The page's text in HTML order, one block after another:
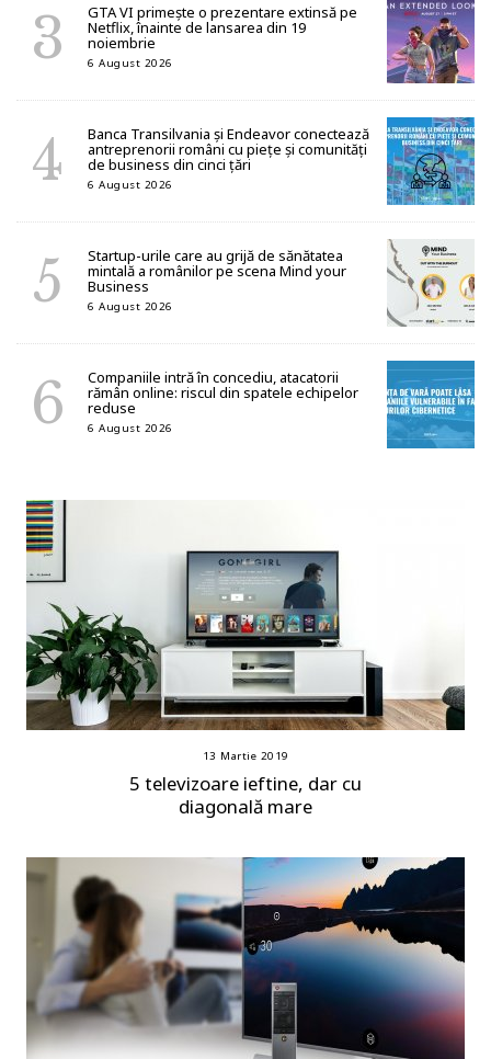
GTA VI primește o prezentare extinsă pe
Netflix, înainte de lansarea din 19
noiembrie
6 August 2026
Banca Transilvania și Endeavor conectează
antreprenorii români cu piețe și comunități
de business din cinci țări
6 August 2026
Startup-urile care au grijă de sănătatea
mintală a românilor pe scena Mind your
Business
6 August 2026
Companiile intră în concediu, atacatorii
rămân online: riscul din spatele echipelor
reduse
6 August 2026
13 Martie 2019
5 televizoare ieftine, dar cu
diagonală mare